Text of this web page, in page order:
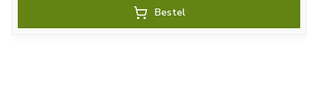
Bestel